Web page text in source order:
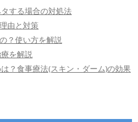
する場合の対処法
由と対策
？使い方を解説
を解説
？食事療法(スキン・ダーム)の効果